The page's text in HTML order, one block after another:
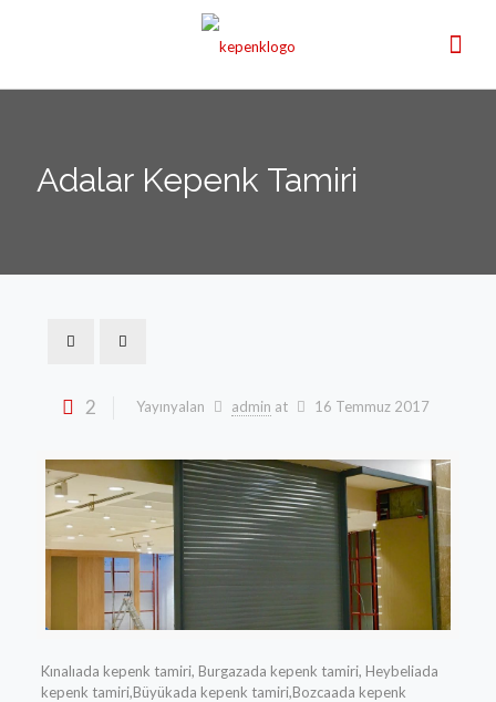
Adalar Kepenk Tamiri
2 Yayınyalan admin at 16 Temmuz 2017
Kınalıada kepenk tamiri, Burgazada kepenk tamiri, Heybeliada
kepenk tamiri,Büyükada kepenk tamiri,Bozcaada kepenk